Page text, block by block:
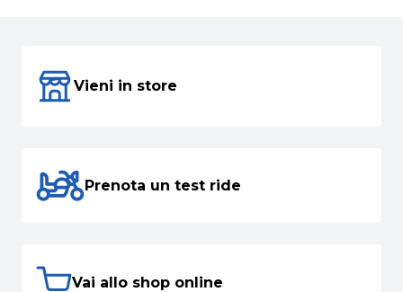
Vieni in store
Prenota un test ride
Vai allo shop online